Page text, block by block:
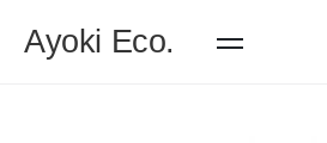
Ayoki Eco.